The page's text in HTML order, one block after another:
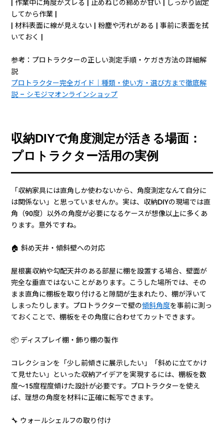
| 作業中に角度がズレる | 止めねじの締めが甘い | しっかり固定
してから作業 |
| 材料表面に線が見えない | 粉塵や汚れがある | 事前に表面を拭
いておく |
参考：プロトラクターの正しい測定手順・ケガき方法の詳細解
説
プロトラクター完全ガイド｜種類・使い方・選び方まで徹底解
説 – シモジマオンラインショップ
収納DIYで角度測定が活きる場面：
プロトラクター活用の実例
「収納家具には直角しか使わないから、角度測定なんて自分に
は関係ない」と思っていませんか。実は、収納DIYの現場では直
角（90度）以外の角度が必要になるケースが想像以上に多くあ
ります。意外ですね。
🏠 斜め天井・傾斜壁への対応
屋根裏収納や勾配天井のある部屋に棚を設置する場合、壁面が
完全な垂直ではないことがあります。こうした場所では、その
まま直角に棚板を取り付けると隙間が生まれたり、棚が浮いて
しまったりします。プロトラクターで壁の傾斜角度を事前に測っ
ておくことで、棚板をその角度に合わせてカットできます。
📦 ディスプレイ棚・飾り棚の製作
コレクションを「少し前傾きに展示したい」「斜めに立てかけ
て見せたい」といった収納アイデアを実現するには、棚板を数
度〜15度程度傾けた設計が必要です。プロトラクターを使え
ば、理想の角度を材料に正確に転写できます。
🔧 ウォールシェルフの取り付け